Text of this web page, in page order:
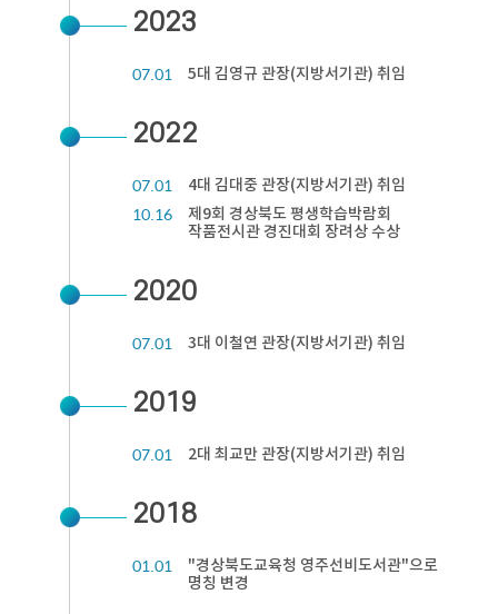
2023
07.01 5대 김영규 관장(지방서기관) 취임
2022
07.01 4대 김대중 관장(지방서기관) 취임
10.16
제9회 경상북도 평생학습박람회
작품전시관 경진대회 장려상 수상
2020
07.01 3대 이철연 관장(지방서기관) 취임
2019
07.01 2대 최교만 관장(지방서기관) 취임
2018
01.01
"경상북도교육청 영주선비도서관"으로
명칭 변경